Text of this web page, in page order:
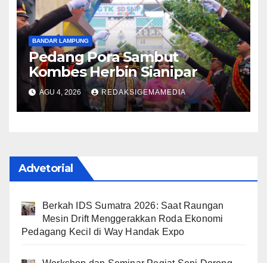
BANDAR LAMPUNG
Pedang Pora Sambut
Kombes Herbin Sianipar
AGU 4, 2026 REDAKSIGEMAMEDIA
Advetorial
Berkah IDS Sumatra 2026: Saat Raungan
Mesin Drift Menggerakkan Roda Ekonomi
Pedagang Kecil di Way Handak Expo